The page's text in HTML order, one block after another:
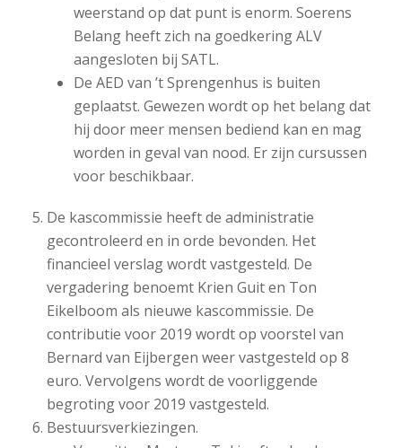
weerstand op dat punt is enorm. Soerens
Belang heeft zich na goedkering ALV
aangesloten bij SATL.
De AED van ’t Sprengenhus is buiten
geplaatst. Gewezen wordt op het belang dat
hij door meer mensen bediend kan en mag
worden in geval van nood. Er zijn cursussen
voor beschikbaar.
De kascommissie heeft de administratie
gecontroleerd en in orde bevonden. Het
financieel verslag wordt vastgesteld. De
vergadering benoemt Krien Guit en Ton
Eikelboom als nieuwe kascommissie. De
contributie voor 2019 wordt op voorstel van
Bernard van Eijbergen weer vastgesteld op 8
euro. Vervolgens wordt de voorliggende
begroting voor 2019 vastgesteld.
Bestuursverkiezingen.